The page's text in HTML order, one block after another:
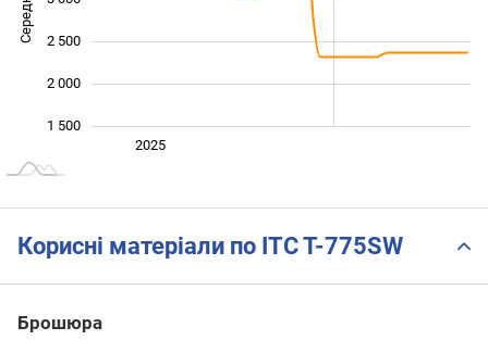
1 500
2 000
2 500
2025
Корисні матеріали по ITC T-775SW
Брошюра